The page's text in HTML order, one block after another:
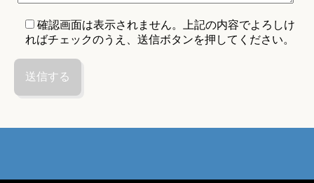
確認画面は表示されません。上記の内容でよろしけ
ればチェックのうえ、送信ボタンを押してください。